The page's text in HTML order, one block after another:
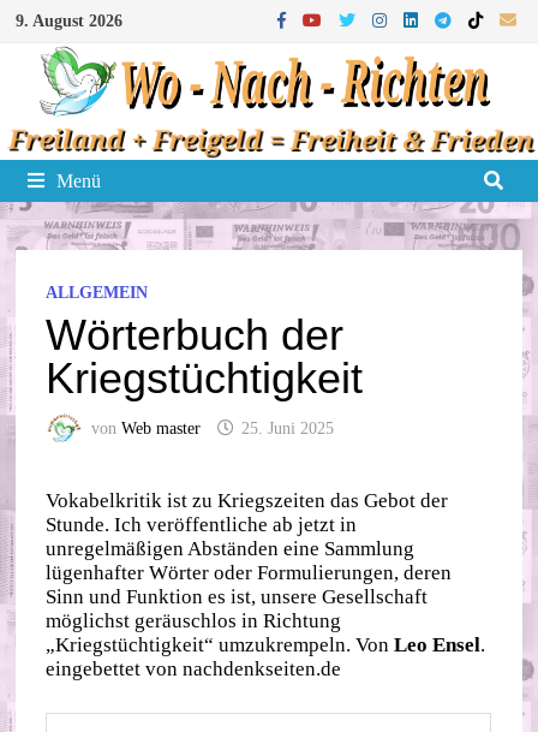
Zum
Inhalt
springen
9. August 2026
Menü
ALLGEMEIN
Wörterbuch der
Kriegstüchtigkeit
vonWeb master 25. Juni 2025
Vokabelkritik ist zu Kriegszeiten das Gebot der
Stunde. Ich veröffentliche ab jetzt in
unregelmäßigen Abständen eine Sammlung
lügenhafter Wörter oder Formulierungen, deren
Sinn und Funktion es ist, unsere Gesellschaft
möglichst geräuschlos in Richtung
„Kriegstüchtigkeit“ umzukrempeln. VonLeo Ensel.
eingebettet von nachdenkseiten.de